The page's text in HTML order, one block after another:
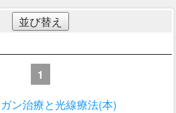
並び替え
1
ガン治療と光線療法(本)